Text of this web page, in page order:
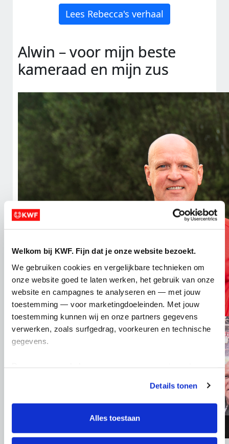
Welkom bij KWF. Fijn dat je onze website bezoekt.
We gebruiken cookies en vergelijkbare technieken om
onze website goed te laten werken, het gebruik van onze
website en campagnes te analyseren en — met jouw
toestemming — voor marketingdoeleinden. Met jouw
toestemming kunnen wij en onze partners gegevens
verwerken, zoals surfgedrag, voorkeuren en technische
gegevens.
tonen. Je kunt je toestemming op elk moment wijzigen of
intrekken via Cookie instellingen onderaan de pagina. De
lijst met cookies is te vinden in het tabblad “details”.
Details tonen
Alles toestaan
Lees Rebecca's verhaal
Alwin – voor mijn beste
kameraad en mijn zus